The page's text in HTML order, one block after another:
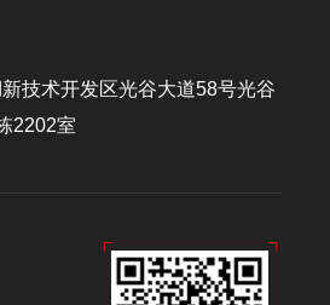
技术开发区光谷大道58号光谷
2202室